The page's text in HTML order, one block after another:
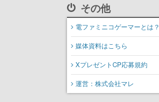
その他
電ファミニコゲーマーとは？
媒体資料はこちら
XプレゼントCP応募規約
運営：株式会社マレ